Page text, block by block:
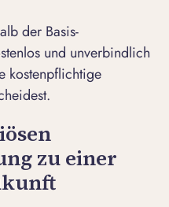
der Basis-
und unverbindlich
kostenpflichtige
zu einer